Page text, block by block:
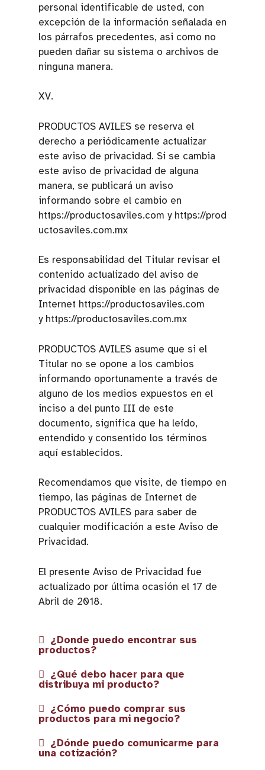
personal identificable de usted, con
excepción de la información señalada en
los párrafos precedentes, asi como no
pueden dañar su sistema o archivos de
ninguna manera.
XV.
PRODUCTOS AVILES se reserva el
derecho a periódicamente actualizar
este aviso de privacidad. Si se cambia
este aviso de privacidad de alguna
manera, se publicará un aviso
informando sobre el cambio en
https://productosaviles.com y https://prod
uctosaviles.com.mx
Es responsabilidad del Titular revisar el
contenido actualizado del aviso de
privacidad disponible en las páginas de
Internet https://productosaviles.com
y https://productosaviles.com.mx
PRODUCTOS AVILES asume que si el
Titular no se opone a los cambios
informando oportunamente a través de
alguno de los medios expuestos en el
inciso a del punto III de este
documento, significa que ha leído,
entendido y consentido los términos
aquí establecidos.
Recomendamos que visite, de tiempo en
tiempo, las páginas de Internet de
PRODUCTOS AVILES para saber de
cualquier modificación a este Aviso de
Privacidad.
El presente Aviso de Privacidad fue
actualizado por última ocasión el 17 de
Abril de 2018.
¿Donde puedo encontrar sus
productos?
¿Qué debo hacer para que
distribuya mi producto?
¿Cómo puedo comprar sus
productos para mi negocio?
¿Dónde puedo comunicarme para
una cotización?